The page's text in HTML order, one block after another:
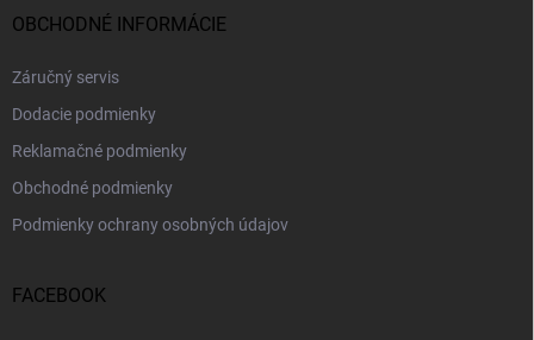
OBCHODNÉ INFORMÁCIE
Záručný servis
Dodacie podmienky
Reklamačné podmienky
Obchodné podmienky
Podmienky ochrany osobných údajov
FACEBOOK